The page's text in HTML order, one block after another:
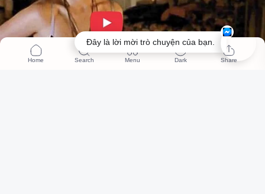
Đây là lời mời trò chuyện của bạn.